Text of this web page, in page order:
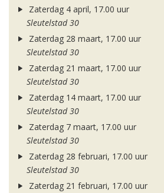
Zaterdag 4 april, 17.00 uur
Sleutelstad 30
Zaterdag 28 maart, 17.00 uur
Sleutelstad 30
Zaterdag 21 maart, 17.00 uur
Sleutelstad 30
Zaterdag 14 maart, 17.00 uur
Sleutelstad 30
Zaterdag 7 maart, 17.00 uur
Sleutelstad 30
Zaterdag 28 februari, 17.00 uur
Sleutelstad 30
Zaterdag 21 februari, 17.00 uur